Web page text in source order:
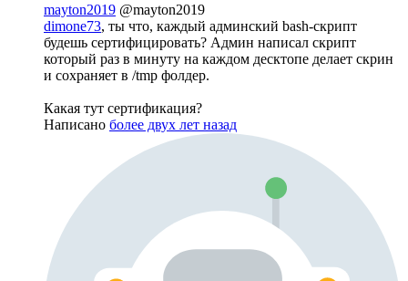
mayton2019 @mayton2019
dimone73, ты что, каждый админский bash-скрипт
будешь сертифицировать? Админ написал скрипт
который раз в минуту на каждом десктопе делает скрин
и сохраняет в /tmp фолдер.
Какая тут сертификация?
Написано более двух лет назад